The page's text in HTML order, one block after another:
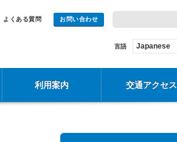
よくある質問 お問い合わせ
言語 Japanese
利用案内 交通アクセス